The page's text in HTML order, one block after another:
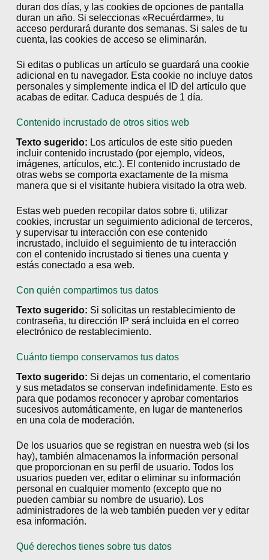
duran dos días, y las cookies de opciones de pantalla
duran un año. Si seleccionas «Recuérdarme», tu
acceso perdurará durante dos semanas. Si sales de tu
cuenta, las cookies de acceso se eliminarán.
Si editas o publicas un artículo se guardará una cookie
adicional en tu navegador. Esta cookie no incluye datos
personales y simplemente indica el ID del artículo que
acabas de editar. Caduca después de 1 día.
Contenido incrustado de otros sitios web
Texto sugerido: Los artículos de este sitio pueden
incluir contenido incrustado (por ejemplo, vídeos,
imágenes, artículos, etc.). El contenido incrustado de
otras webs se comporta exactamente de la misma
manera que si el visitante hubiera visitado la otra web.
Estas web pueden recopilar datos sobre ti, utilizar
cookies, incrustar un seguimiento adicional de terceros,
y supervisar tu interacción con ese contenido
incrustado, incluido el seguimiento de tu interacción
con el contenido incrustado si tienes una cuenta y
estás conectado a esa web.
Con quién compartimos tus datos
Texto sugerido: Si solicitas un restablecimiento de
contraseña, tu dirección IP será incluida en el correo
electrónico de restablecimiento.
Cuánto tiempo conservamos tus datos
Texto sugerido: Si dejas un comentario, el comentario
y sus metadatos se conservan indefinidamente. Esto es
para que podamos reconocer y aprobar comentarios
sucesivos automáticamente, en lugar de mantenerlos
en una cola de moderación.
De los usuarios que se registran en nuestra web (si los
hay), también almacenamos la información personal
que proporcionan en su perfil de usuario. Todos los
usuarios pueden ver, editar o eliminar su información
personal en cualquier momento (excepto que no
pueden cambiar su nombre de usuario). Los
administradores de la web también pueden ver y editar
esa información.
Qué derechos tienes sobre tus datos